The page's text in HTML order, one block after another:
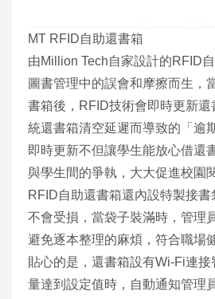
MT RFID自助還書箱
由Million Tech自家設計的RFID
圖書管理中的誤會和摩擦而生，
書箱後，RFID技術會即時更新
統還書箱清空延遲而導致的「逾
即時更新不但讓學生能放心借還
與學生間的爭執，大大促進校園
RFID自助還書箱還內設特製接
不會受損，當袋子裝滿時，管理
避免逐本整理的麻煩，符合職場
貼心的是，還書箱設有Wi-Fi連
量達到設定值時，自動通知管理